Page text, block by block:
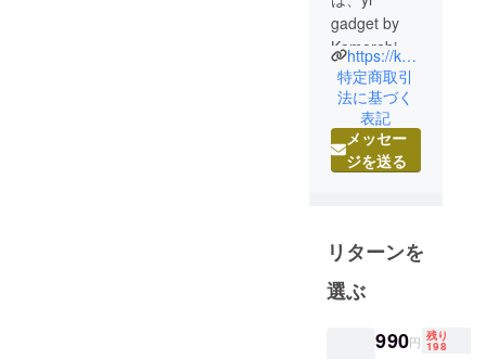
gadget by
Komorebi
Mall です！
私たちは、
素敵なアイ
ディアやコ
ンセプトの
へご紹介す
ることでよ
り豊かな暮
してまいり
https://komorebimall.official.ec
特定商取引
法に基づく
表記
メッセー
ジを送る
リターンを
選ぶ
990円 残り
198